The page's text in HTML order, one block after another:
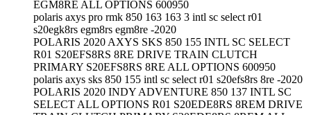
EGM8RE ALL OPTIONS 600950
polaris axys pro rmk 850 163 163 3 intl sc select r01
s20egk8rs egm8rs egm8re -2020
POLARIS 2020 AXYS SKS 850 155 INTL SC SELECT
R01 S20EFS8RS 8RE DRIVE TRAIN CLUTCH
PRIMARY S20EFS8RS 8RE ALL OPTIONS 600950
polaris axys sks 850 155 intl sc select r01 s20efs8rs 8re -2020
POLARIS 2020 INDY ADVENTURE 850 137 INTL SC
SELECT ALL OPTIONS R01 S20EDE8RS 8REM DRIVE